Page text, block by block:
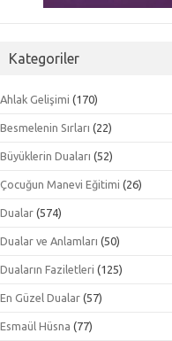
Kategoriler
Ahlak Gelişimi (170)
Besmelenin Sırları (22)
Büyüklerin Duaları (52)
Çocuğun Manevi Eğitimi (26)
Dualar (574)
Dualar ve Anlamları (50)
Duaların Faziletleri (125)
En Güzel Dualar (57)
Esmaül Hüsna (77)